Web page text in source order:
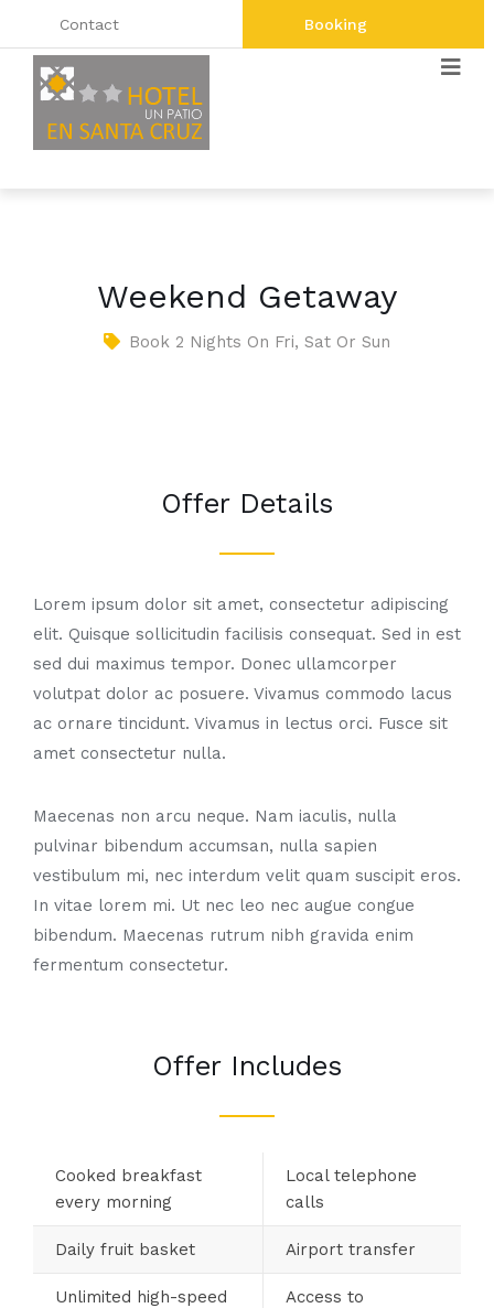
Contact Booking
Weekend Getaway
Book 2 Nights On Fri, Sat Or Sun
Offer Details
Lorem ipsum dolor sit amet, consectetur adipiscing
elit. Quisque sollicitudin facilisis consequat. Sed in est
sed dui maximus tempor. Donec ullamcorper
volutpat dolor ac posuere. Vivamus commodo lacus
ac ornare tincidunt. Vivamus in lectus orci. Fusce sit
amet consectetur nulla.
Maecenas non arcu neque. Nam iaculis, nulla
pulvinar bibendum accumsan, nulla sapien
vestibulum mi, nec interdum velit quam suscipit eros.
In vitae lorem mi. Ut nec leo nec augue congue
bibendum. Maecenas rutrum nibh gravida enim
fermentum consectetur.
Offer Includes
Cooked breakfast
every morning
Local telephone
calls
Daily fruit basket Airport transfer
Unlimited high-speed
Access to